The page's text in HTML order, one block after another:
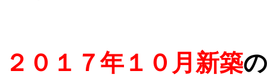
２０１７年１０月新築の